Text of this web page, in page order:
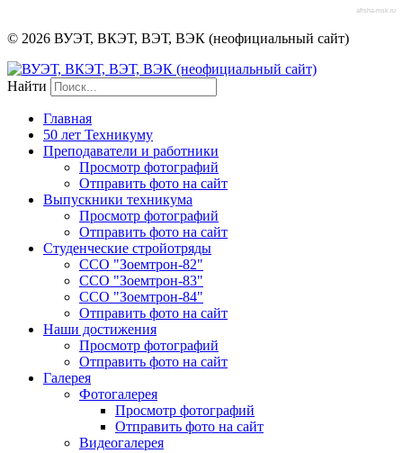
afisha-msk.ru
© 2026 ВУЭТ, ВКЭТ, ВЭТ, ВЭК (неофициальный сайт)
Найти
Главная
50 лет Техникуму
Преподаватели и работники
Просмотр фотографий
Отправить фото на сайт
Выпускники техникума
Просмотр фотографий
Отправить фото на сайт
Студенческие стройотряды
ССО "Зоемтрон-82"
ССО "Зоемтрон-83"
ССО "Зоемтрон-84"
Отправить фото на сайт
Наши достижения
Просмотр фотографий
Отправить фото на сайт
Галерея
Фотогалерея
Просмотр фотографий
Отправить фото на сайт
Видеогалерея